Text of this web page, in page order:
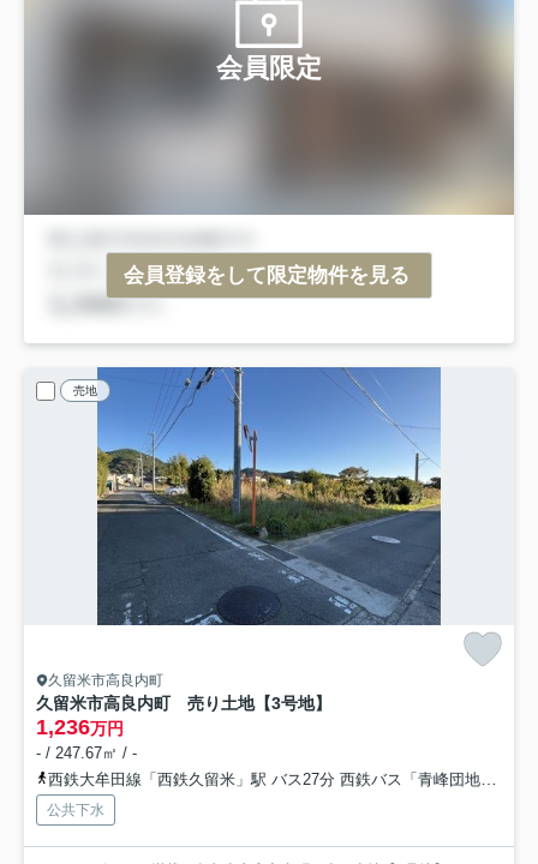
会員限定
会員登録をして限定物件を見る
売地
久留米市高良内町
久留米市高良内町 売り土地【3号地】
1,236万円
- / 247.67㎡ / -
西鉄大牟田線「西鉄久留米」駅 バス27分 西鉄バス「青峰団地」 停歩4分
公共下水